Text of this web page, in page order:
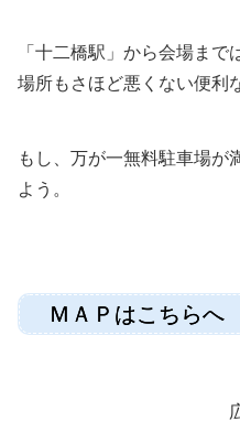
「十二橋駅」から会場まで
場所もさほど悪くない便利
もし、万が一無料駐車場が
よう。
ＭＡＰはこちらへ